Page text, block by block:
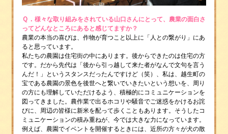
Ｑ． 様々な取り組みをされている山口さんにとって、農業の面白さ
ってどんなところにあると感じてますか？
農業の本当の喜びは、作物が育つこと以上に「人との繋がり」にあ
ると思っています。
私たちの農園は住宅街の中にあります。後からできたのは住宅の方
です。だから先代は「後から引っ越して来た者がなんで文句を言う
んだ！」というスタンスだったんですけど（笑）、私は、越生町の
宝である農園の景色を後世へと繋いでいきたいという想いを、周り
の方にも理解していただけるよう、積極的にコミュニケーションを
図ってきました。農作業で出るホコリや騒音でご迷惑をかけるお詫
びに、周辺の皆様に新米を配って歩くこともあります。そうしたコ
ミュニケーションの積み重ねが、今では大きな力になっています。
例えば、農園でイベントを開催するときには、近所の方々が犬の散